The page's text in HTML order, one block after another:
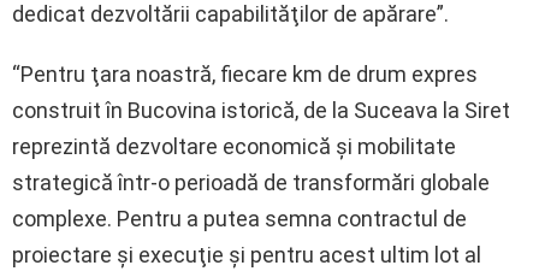
dedicat dezvoltării capabilităţilor de apărare”.
“Pentru ţara noastră, fiecare km de drum expres
construit în Bucovina istorică, de la Suceava la Siret
reprezintă dezvoltare economică şi mobilitate
strategică într-o perioadă de transformări globale
complexe. Pentru a putea semna contractul de
proiectare şi execuţie şi pentru acest ultim lot al